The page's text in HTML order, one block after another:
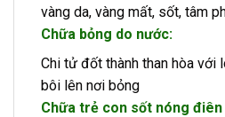
vàng da, vàng mất, sốt, tâm
Chữa bỏng do nước:
Chi tử đốt thành than hòa với
bôi lên nơi bỏng
Chữa trẻ con sốt nóng